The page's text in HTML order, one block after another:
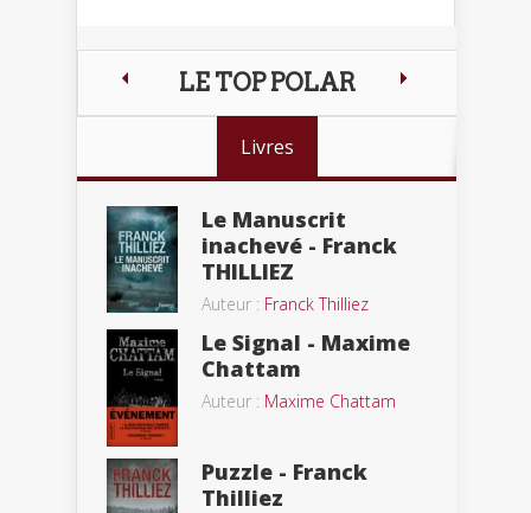
LE TOP POLAR
Livres
Le Manuscrit
inachevé - Franck
THILLIEZ
Auteur : Franck Thilliez
Le Signal - Maxime
Chattam
Auteur : Maxime Chattam
Puzzle - Franck
Thilliez